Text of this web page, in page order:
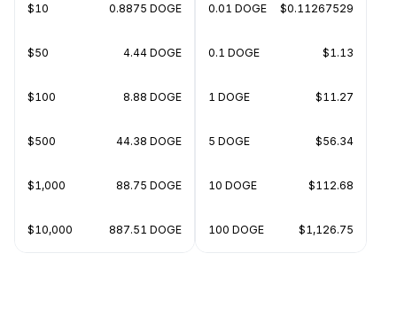
$10 0.8875 DOGE
$50 4.44 DOGE
$100 8.88 DOGE
$500 44.38 DOGE
$1,000 88.75 DOGE
$10,000 887.51 DOGE
0.01 DOGE $0.11267529
0.1 DOGE $1.13
1 DOGE $11.27
5 DOGE $56.34
10 DOGE $112.68
100 DOGE $1,126.75